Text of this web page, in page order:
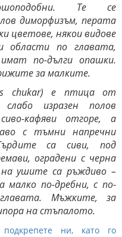
Те се
диморфизъм, перата
цветове, някои видове
области по главата,
по-дълги опашки.
за малките.
chukar) е птица от
изразен полов
кафяви отгоре, а
с тъмни напречни
са сиви, под
оградени с черна
ушите са ръждиво –
малко по-дребни, с по-
Мъжките, за
на стъпалото.
ни, като го